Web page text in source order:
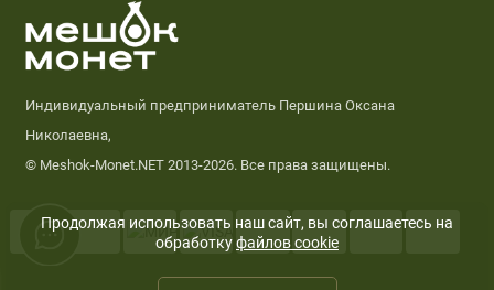
Индивидуальный предприниматель Першина Оксана
Николаевна,
© Meshok-Monet.NET 2013-2026. Все права защищены.
Продолжая использовать наш сайт, вы соглашаетесь на
обработкуфайлов cookie